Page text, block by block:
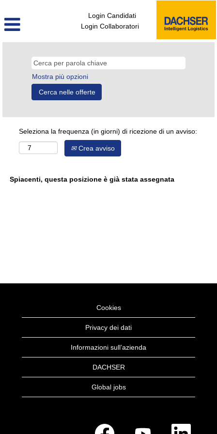
Login Candidati
Login Collaboratori
Mostra più opzioni
Seleziona la frequenza (in giorni) di ricezione di un avviso:
Crea avviso
Spiacenti, questa posizione è già stata assegnata
Cookies
Privacy dei dati
Informazioni sull’azienda
DACHSER
Global jobs
S